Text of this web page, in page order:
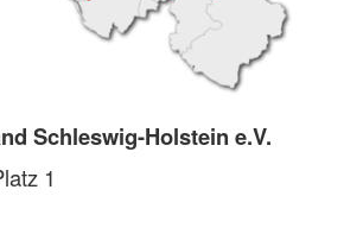
Schleswig-Holstein e.V.
1